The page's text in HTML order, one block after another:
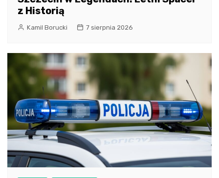
z Historią
Kamil Borucki 7 sierpnia 2026